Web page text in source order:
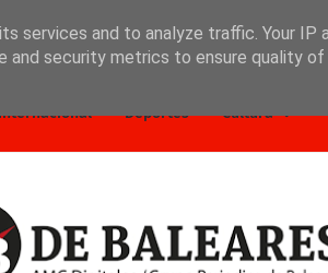
Deportes Cultura
services and to analyze traffic. Your IP
and security metrics to ensure quality